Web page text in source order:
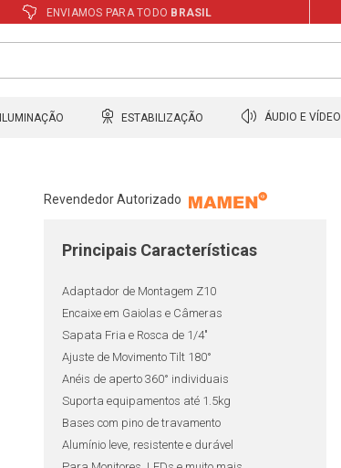
ENVIAMOS PARA TODO BRASIL
ESTABILIZAÇÃO ÁUDIO E VÍDEO
Revendedor Autorizado
Principais Características
Adaptador de Montagem Z10
Encaixe em Gaiolas e Câmeras
Sapata Fria e Rosca de 1/4"
Ajuste de Movimento Tilt 180°
Anéis de aperto 360° individuais
Suporta equipamentos até 1.5kg
Bases com pino de travamento
Alumínio leve, resistente e durável